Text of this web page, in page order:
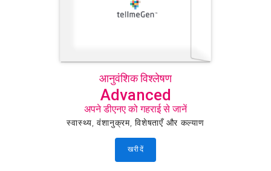
आनुवंशिक विश्लेषण
Advanced
अपने डीएनए को गहराई से जानें
स्वास्थ्य, वंशानुक्रम, विशेषताएँ और कल्याण
खरीदें